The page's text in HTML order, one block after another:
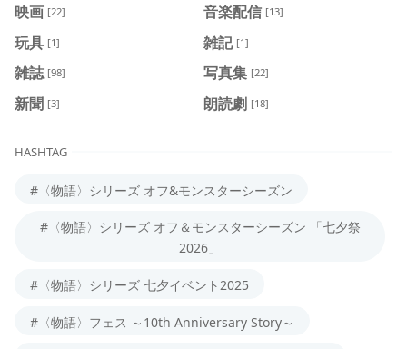
映画 [22] 音楽配信 [13]
玩具 [1] 雑記 [1]
雑誌 [98] 写真集 [22]
新聞 [3] 朗読劇 [18]
HASHTAG
#〈物語〉シリーズ オフ&モンスターシーズン
#〈物語〉シリーズ オフ＆モンスターシーズン 「七夕祭
2026」
#〈物語〉シリーズ 七夕イベント2025
#〈物語〉フェス ～10th Anniversary Story～